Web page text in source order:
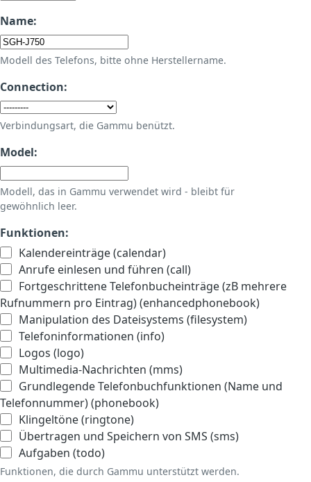
Name:
Modell des Telefons, bitte ohne Herstellername.
Connection:
Verbindungsart, die Gammu benützt.
Model:
Modell, das in Gammu verwendet wird - bleibt für
gewöhnlich leer.
Funktionen:
Kalendereinträge (calendar)
Anrufe einlesen und führen (call)
Fortgeschrittene Telefonbucheinträge (zB mehrere
Rufnummern pro Eintrag) (enhancedphonebook)
Manipulation des Dateisystems (filesystem)
Telefoninformationen (info)
Logos (logo)
Multimedia-Nachrichten (mms)
Grundlegende Telefonbuchfunktionen (Name und
Telefonnummer) (phonebook)
Klingeltöne (ringtone)
Übertragen und Speichern von SMS (sms)
Aufgaben (todo)
Funktionen, die durch Gammu unterstützt werden.